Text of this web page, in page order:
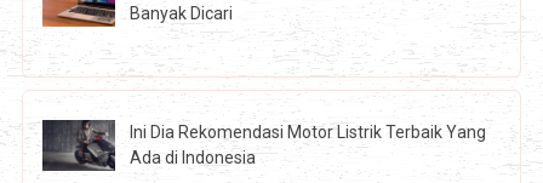
Banyak Dicari
Ini Dia Rekomendasi Motor Listrik Terbaik Yang
Ada di Indonesia